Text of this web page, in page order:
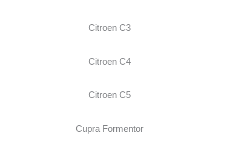
Citroen C3
Citroen C4
Citroen C5
Cupra Formentor